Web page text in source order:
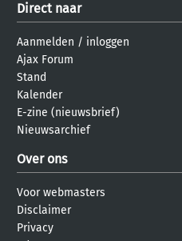
Direct naar
Aanmelden / inloggen
Ajax Forum
Stand
Kalender
E-zine (nieuwsbrief)
Nieuwsarchief
Over ons
Voor webmasters
Disclaimer
Privacy